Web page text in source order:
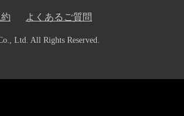
よくあるご質問
Ltd. All Rights Reserved.